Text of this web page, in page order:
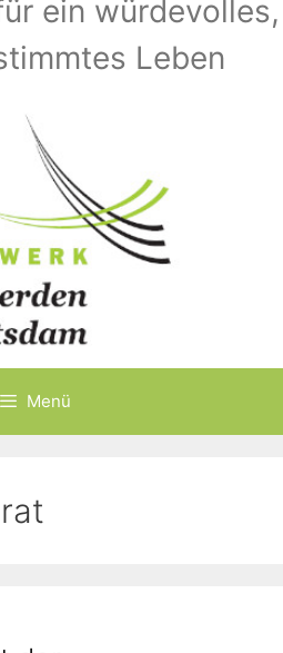
ein würdevolles,
Leben
Menü